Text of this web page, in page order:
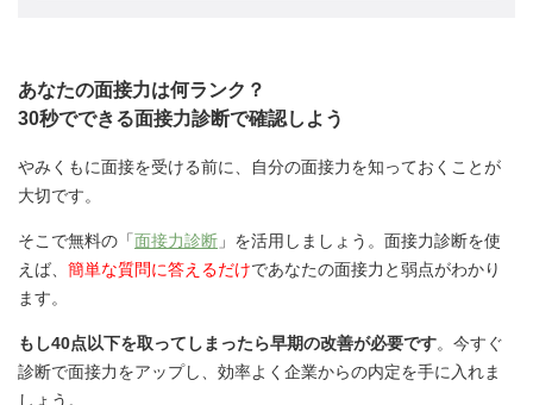
あなたの面接力は何ランク？
30秒でできる面接力診断で確認しよう
やみくもに面接を受ける前に、自分の面接力を知っておくことが
大切です。
そこで無料の「面接力診断 」を活用しましょう。面接力診断を使
えば、 簡単な質問に答えるだけであなたの面接力と弱点がわかり
ます。
もし40点以下を取ってしまったら早期の改善が必要です。今すぐ
診断で面接力をアップし、効率よく企業からの内定を手に入れま
しょう。